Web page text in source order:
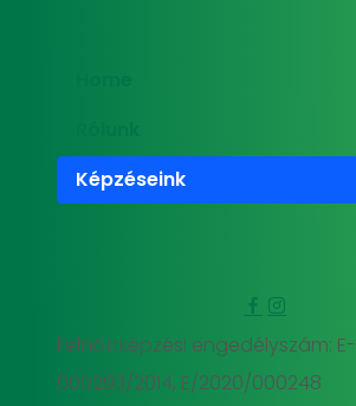
Képzéseink
Felnőttképzési engedélyszám: E-
000293/2014, E/2020/000248